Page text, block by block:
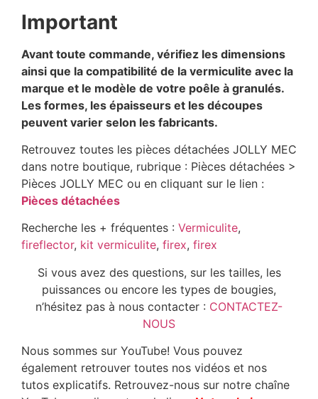
Important
Avant toute commande, vérifiez les dimensions
ainsi que la compatibilité de la vermiculite avec la
marque et le modèle de votre poêle à granulés.
Les formes, les épaisseurs et les découpes
peuvent varier selon les fabricants.
Retrouvez toutes les pièces détachées JOLLY MEC
dans notre boutique, rubrique : Pièces détachées >
Pièces JOLLY MEC ou en cliquant sur le lien :
Pièces détachées
Recherche les + fréquentes : Vermiculite,
fireflector, kit vermiculite, firex, firex
Si vous avez des questions, sur les tailles, les
puissances ou encore les types de bougies,
n’hésitez pas à nous contacter : CONTACTEZ-
NOUS
Nous sommes sur YouTube! Vous pouvez
également retrouver toutes nos vidéos et nos
tutos explicatifs. Retrouvez-nous sur notre chaîne